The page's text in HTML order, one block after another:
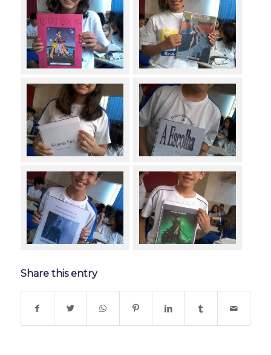
Share this entry